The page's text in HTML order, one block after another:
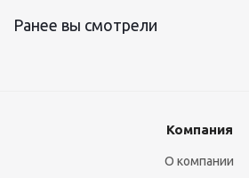
Ранее вы смотрели
Компания
О компании